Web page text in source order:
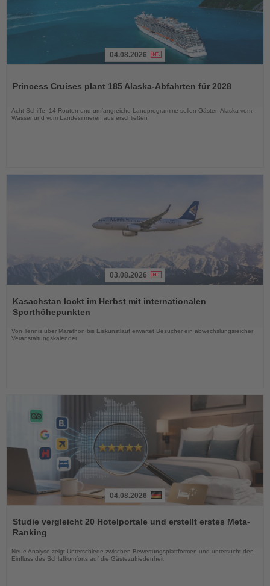
die
04.08.2026
Princess Cruises plant 185 Alaska-Abfahrten für 2028
Acht Schiffe, 14 Routen und umfangreiche Landprogramme sollen Gästen Alaska vom
Wasser und vom Landesinneren aus erschließen
Sie
die
Nachrichten
03.08.2026
Kasachstan lockt im Herbst mit internationalen
Sporthöhepunkten
Von Tennis über Marathon bis Eiskunstlauf erwartet Besucher ein abwechslungsreicher
Veranstaltungskalender
Sie
die
Nachrichten
04.08.2026
Studie vergleicht 20 Hotelportale und erstellt erstes Meta-
Ranking
Neue Analyse zeigt Unterschiede zwischen Bewertungsplattformen und untersucht den
Einfluss des Schlafkomforts auf die Gästezufriedenheit